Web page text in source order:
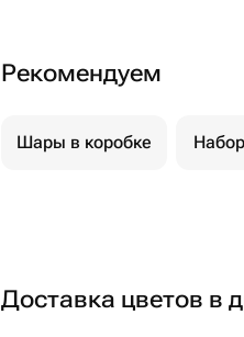
Рекомендуем
Шары в коробке
Доставка цветов в